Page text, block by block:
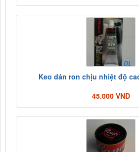
Keo dán ron chịu nhiệt độ
45.000 VND